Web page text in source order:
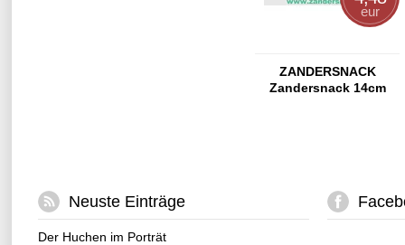
ZANDERSNACK
Zandersnack 14cm
eur
Neuste Einträge
Der Huchen im Porträt